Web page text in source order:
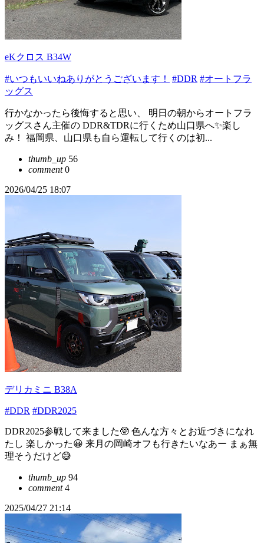
eKクロス B34W
#いつもいいねありがとうございます！ #DDR #オートフラ
ッグス
行かなかったら後悔すると思い、 明日の朝からオートフラ
ッグスさん主催の DDR&TDRに行くため山口県へ✨楽し
み！ 福岡県、山口県も自ら運転して行くのは初...
thumb_up 56
comment0
2026/04/25 18:07
デリカミニ B38A
#DDR #DDR2025
DDR2025参戦して来ました🤓 色んな方々とお近づきになれ
たし 楽しかった😀 来月の岡崎オフも行きたいなあー まぁ無
理そうだけど😅
thumb_up 94
comment4
2025/04/27 21:14